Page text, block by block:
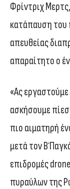
Φρίντριχ
κατάπαυση του
απευθείας
απαραίτητο ο
«Ας
ασκήσουμε
πιο αιματηρή
μετά τον Β΄
επιδρομές
πυραύλων της